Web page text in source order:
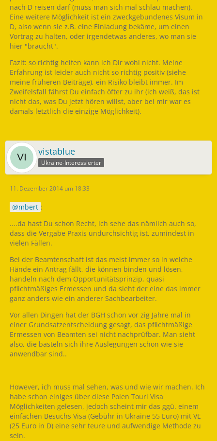
nach D reisen darf (muss man sich mal schlau machen).
Eine weitere Möglichkeit ist ein zweckgebundenes Visum in
D, also wenn sie z.B. eine Einladung bekäme, um einen
Vortrag zu halten, oder irgendetwas anderes, wo man sie
hier "braucht".
Fazit: so richtig helfen kann ich Dir wohl nicht. Meine
Erfahrung ist leider auch nicht so richtig positiv (siehe
meine früheren Beiträge), ein Risiko bleibt immer. Im
Zweifelsfall fährst Du einfach öfter zu ihr (ich weiß, das ist
nicht das, was Du jetzt hören willst, aber bei mir war es
damals letztlich die einzige Möglichkeit).
vistablue
Ukraine-Interessierter
11. Dezember 2014 um 18:33
mbert :
....da hast Du schon Recht, ich sehe das nämlich auch so,
dass die Vergabe Praxis undurchsichtig ist, zumindest in
vielen Fällen.
Bei der Beamtenschaft ist das meist immer so in welche
Hände ein Antrag fällt, die können binden und lösen,
handeln nach dem Opportunitätsprinzip, quasi
pflichtmäßiges Ermessen und da sieht der eine das immer
ganz anders wie ein anderer Sachbearbeiter.
Vor allen Dingen hat der BGH schon vor zig Jahre mal in
einer Grundsatzentscheidung gesagt, das pflichtmäßige
Ermessen von Beamten sei nicht nachprüfbar. Man sieht
also, die basteln sich ihre Auslegungen schon wie sie
anwendbar sind..
However, ich muss mal sehen, was und wie wir machen. Ich
habe schon einiges über diese Polen Touri Visa
Möglichkeiten gelesen, jedoch scheint mir das ggü. einem
einfachen Besuchs Visa (Gebühr in Ukraine 55 Euro) mit VE
(25 Euro in D) eine sehr teure und aufwendige Methode zu
sein.